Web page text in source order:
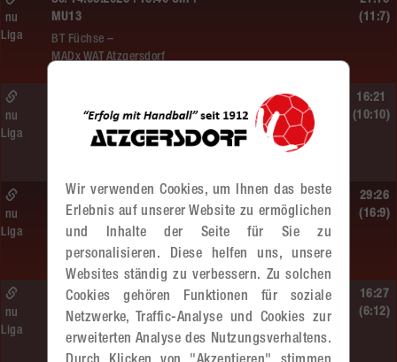
MU13
BT Füchse –
MADx WAT Atzgersdorf
nu
Liga
(11:7)
ÖMS WU12 Finale
SG HIT/UHC Absam –
nu
Liga
16:21
(10:10)
So. 14.06.2026 | 13:20 Uhr |
MU13
Sportunion DIE FALKEN St. Pölten –
MADx WAT Atzgersdorf
nu
Liga
29:26
(16:9)
So. 14.06.2026 | 11:20 Uhr |
MU13
MADx WAT Atzgersdorf –
roomz JAGS Devils
nu
Liga
16:27
(6:12)
Wir verwenden Cookies, um Ihnen das beste
Erlebnis auf unserer Website zu ermöglichen
und Inhalte der Seite für Sie zu
personalisieren. Diese helfen uns, unsere
Websites ständig zu verbessern. Zu solchen
Cookies gehören Funktionen für soziale
Netzwerke, Traffic-Analyse und Cookies zur
erweiterten Analyse des Nutzungsverhaltens.